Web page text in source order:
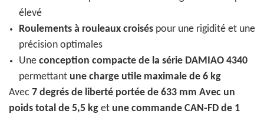
élevé
Roulements à rouleaux croiséspour une rigidité et une
précision optimales
Une conception compacte de la série DAMIAO 4340
permettant une charge utile maximale de 6 kg
Avec 7 degrés de liberté portée de 633 mm Avec un
poids total de 5,5 kg et une commande CAN-FD de 1